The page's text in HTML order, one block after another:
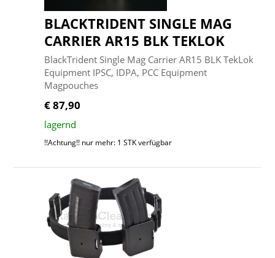
BLACKTRIDENT SINGLE MAG
CARRIER AR15 BLK TEKLOK
BlackTrident Single Mag Carrier AR15 BLK TekLok
Equipment IPSC, IDPA, PCC Equipment
Magpouches
€ 87,90
lagernd
!!Achtung!! nur mehr: 1 STK verfügbar